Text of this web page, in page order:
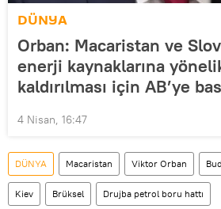
DÜNYA
Orban: Macaristan ve
enerji kaynaklarına
kaldırılması için AB’ye
4 Nisan, 16:47
DÜNYA Macaristan Viktor Orban
Kiev Brüksel Drujba petrol boru hattı